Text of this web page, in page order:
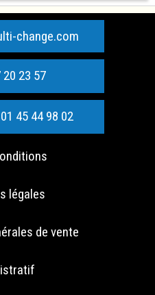
change.com
20 23 57
01 45 44 98 02
légales
de vente